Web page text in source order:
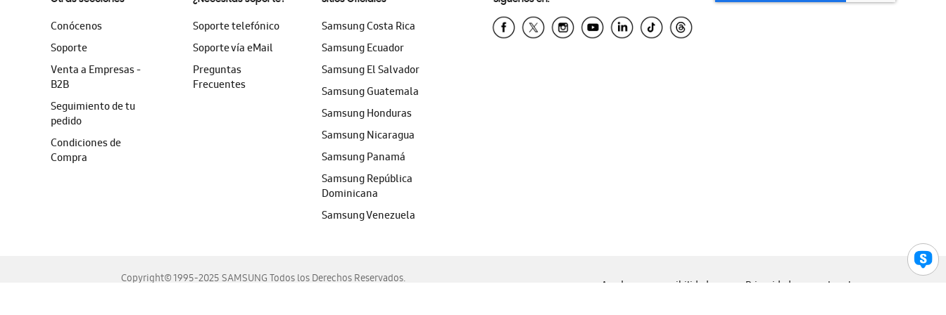
Conócenos
Soporte
Venta a Empresas -
B2B
Seguimiento de tu
pedido
Condiciones de
Compra
Soporte telefónico
Soporte vía eMail
Preguntas
Frecuentes
Samsung Costa Rica
Samsung Ecuador
Samsung El Salvador
Samsung Guatemala
Samsung Honduras
Samsung Nicaragua
Samsung Panamá
Samsung República
Dominicana
Samsung Venezuela
Copyright© 1995-2025 SAMSUNG Todos los Derechos Reservados.
Ayuda para accesibilidad Privacidad Legal